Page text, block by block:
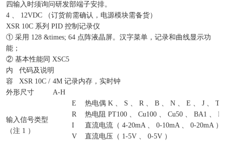
四输入时须询问研发部端子安排。
4 、 12VDC （订货前需确认，电源模块需备货）
XSR 10C 系列 PID 控制记录仪
① 采用 128 &times; 64 点阵液晶屏。汉字菜单，记录和曲线显示功
能；
② 基本性能同 XSC5
内
容
代码及说明
XSR 10C / 4M 记录内存，实时钟
外形尺寸
A-H
输入信号类型
（注 1 ）
E
热电偶 K 、 S 、 R 、 B 、 N 、 E 、 J 、 T
R
热电阻 PT100 、 Cu100 、 Cu50 、 BA1 、
I
直流电流（ 4-20mA 、 0-10mA 、 0-20mA ）
V
直流电压（ 1-5V 、 0-5V ）